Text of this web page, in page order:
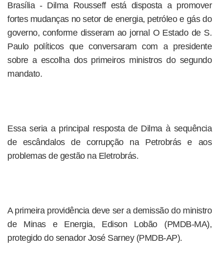
Brasília - Dilma Rousseff está disposta a promover
fortes mudanças no setor de energia, petróleo e gás do
governo, conforme disseram ao jornal O Estado de S.
Paulo políticos que conversaram com a presidente
sobre a escolha dos primeiros ministros do segundo
mandato.
Essa seria a principal resposta de Dilma à sequência
de escândalos de corrupção na Petrobrás e aos
problemas de gestão na Eletrobrás.
A primeira providência deve ser a demissão do ministro
de Minas e Energia, Edison Lobão (PMDB-MA),
protegido do senador José Sarney (PMDB-AP).